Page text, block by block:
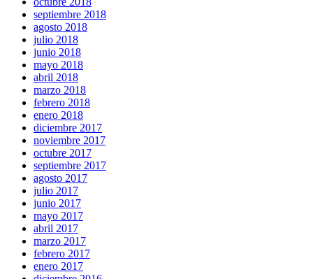
septiembre 2018
agosto 2018
julio 2018
junio 2018
mayo 2018
abril 2018
marzo 2018
febrero 2018
enero 2018
diciembre 2017
noviembre 2017
octubre 2017
septiembre 2017
agosto 2017
julio 2017
junio 2017
mayo 2017
abril 2017
marzo 2017
febrero 2017
enero 2017